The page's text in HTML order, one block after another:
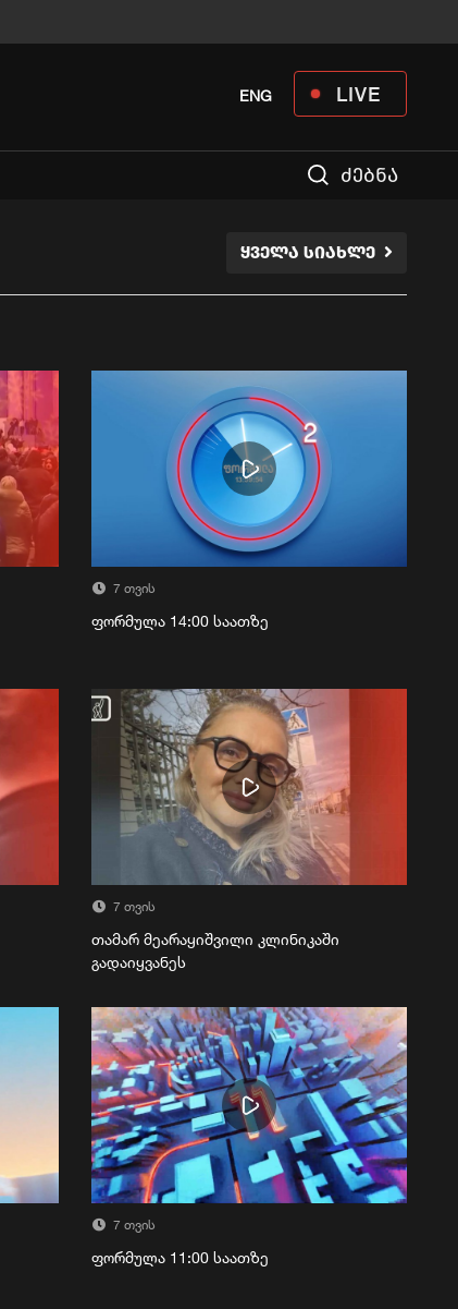
LIVE
ENG
ძებნა
ᲧᲕᲔᲚᲐ ᲡᲘᲐᲮᲚᲔ
7 თვის
ფორმულა 14:00 საათზე
7 თვის
თამარ მეარაყიშვილი კლინიკაში
გადაიყვანეს
7 თვის
ფორმულა 11:00 საათზე